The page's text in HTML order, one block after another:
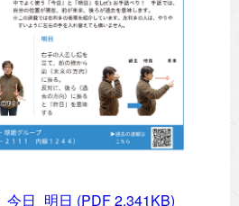
今日_明日 (PDF 2,341KB)